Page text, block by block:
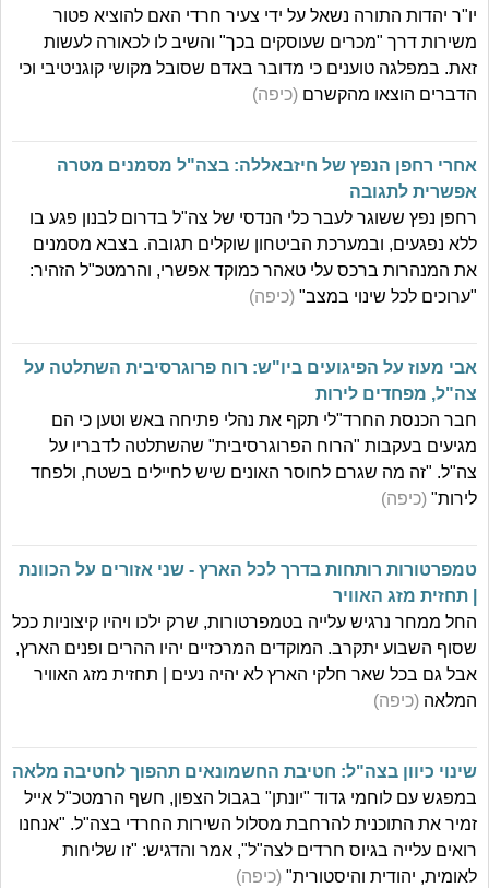
יו"ר יהדות התורה נשאל על ידי צעיר חרדי האם להוציא פטור
משירות דרך "מכרים שעוסקים בכך" והשיב לו לכאורה לעשות
זאת. במפלגה טוענים כי מדובר באדם שסובל מקושי קוגניטיבי וכי
הדברים הוצאו מהקשרם (כיפה)
אחרי רחפן הנפץ של חיזבאללה: בצה"ל מסמנים מטרה
אפשרית לתגובה
רחפן נפץ ששוגר לעבר כלי הנדסי של צה"ל בדרום לבנון פגע בו
ללא נפגעים, ובמערכת הביטחון שוקלים תגובה. בצבא מסמנים
את המנהרות ברכס עלי טאהר כמוקד אפשרי, והרמטכ"ל הזהיר:
"ערוכים לכל שינוי במצב" (כיפה)
אבי מעוז על הפיגועים ביו"ש: רוח פרוגרסיבית השתלטה על
צה"ל, מפחדים לירות
חבר הכנסת החרד"לי תקף את נהלי פתיחה באש וטען כי הם
מגיעים בעקבות "הרוח הפרוגרסיבית" שהשתלטה לדבריו על
צה"ל. "זה מה שגרם לחוסר האונים שיש לחיילים בשטח, ולפחד
לירות" (כיפה)
טמפרטורות רותחות בדרך לכל הארץ - שני אזורים על הכוונת
| תחזית מזג האוויר
החל ממחר נרגיש עלייה בטמפרטורות, שרק ילכו ויהיו קיצוניות ככל
שסוף השבוע יתקרב. המוקדים המרכזיים יהיו ההרים ופנים הארץ,
אבל גם בכל שאר חלקי הארץ לא יהיה נעים | תחזית מזג האוויר
המלאה (כיפה)
שינוי כיוון בצה"ל: חטיבת החשמונאים תהפוך לחטיבה מלאה
במפגש עם לוחמי גדוד "יונתן" בגבול הצפון, חשף הרמטכ"ל אייל
זמיר את התוכנית להרחבת מסלול השירות החרדי בצה"ל. "אנחנו
רואים עלייה בגיוס חרדים לצה"ל", אמר והדגיש: "זו שליחות
לאומית, יהודית והיסטורית" (כיפה)